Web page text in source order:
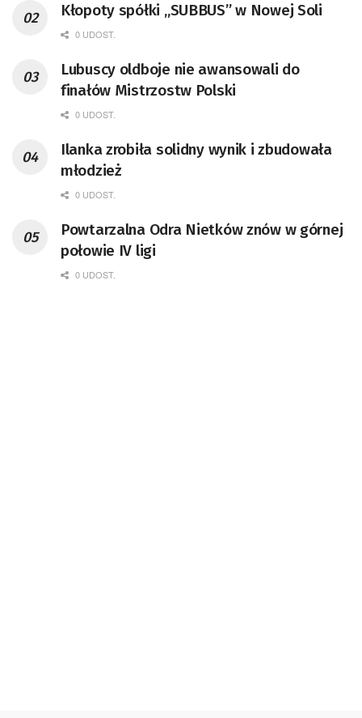
Kłopoty spółki „SUBBUS” w Nowej Soli
0 UDOST.
Lubuscy oldboje nie awansowali do
finałów Mistrzostw Polski
0 UDOST.
Ilanka zrobiła solidny wynik i zbudowała
młodzież
0 UDOST.
Powtarzalna Odra Nietków znów w górnej
połowie IV ligi
0 UDOST.